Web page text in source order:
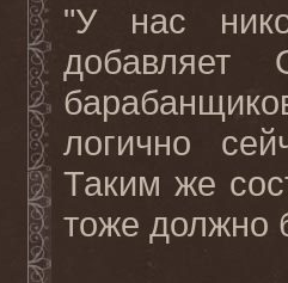
"У нас
логично
Таким же
тоже должно